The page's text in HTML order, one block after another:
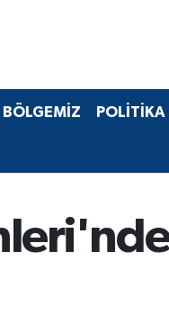
BÖLGEMİZ POLİTİKA